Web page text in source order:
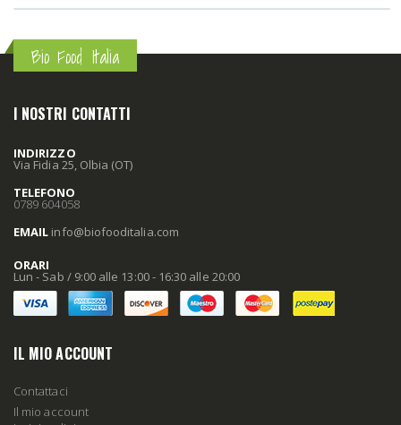
Bio Food Italia
I NOSTRI CONTATTI
INDIRIZZO
Via Fidia 25, Olbia (OT)
TELEFONO
0789 604058
EMAIL info@biofooditalia.com
ORARI
Lun - Sab / 9:00 alle 13:00 - 16:30 alle 20:00
IL MIO ACCOUNT
Contattaci
Il mio account